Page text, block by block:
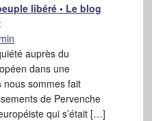
libéré • Le blog
auprès du
dans une
sommes fait
de Pervenche
qui s’était […]